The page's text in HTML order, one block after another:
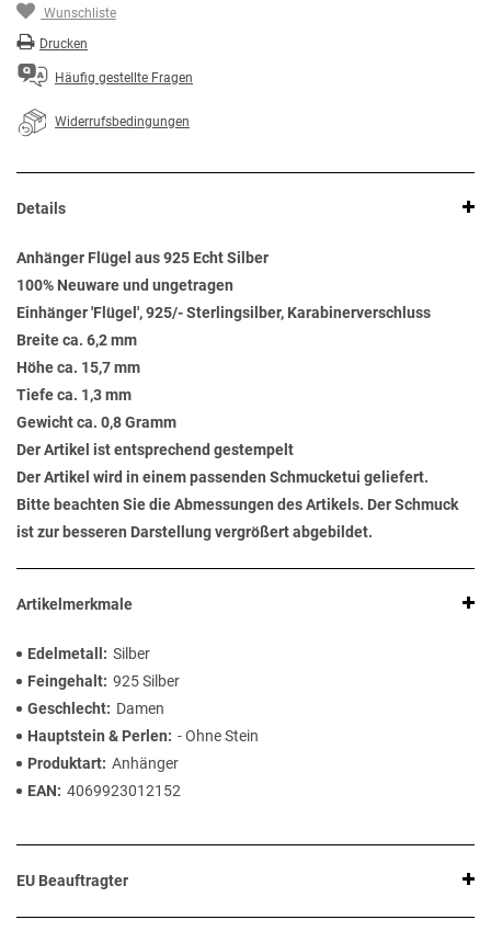
Wunschliste
Drucken
Häufig gestellte Fragen
Widerrufsbedingungen
Details
Anhänger Flügel aus 925 Echt Silber
100% Neuware und ungetragen
Einhänger 'Flügel', 925/- Sterlingsilber, Karabinerverschluss
Breite ca. 6,2 mm
Höhe ca. 15,7 mm
Tiefe ca. 1,3 mm
Gewicht ca. 0,8 Gramm
Der Artikel ist entsprechend gestempelt
Der Artikel wird in einem passenden Schmucketui geliefert.
Bitte beachten Sie die Abmessungen des Artikels. Der Schmuck
ist zur besseren Darstellung vergrößert abgebildet.
Artikelmerkmale
Edelmetall
Silber
Feingehalt 925 Silber
Geschlecht
Damen
Hauptstein & Perlen
- Ohne Stein
Produktart Anhänger
EAN
4069923012152
EU Beauftragter